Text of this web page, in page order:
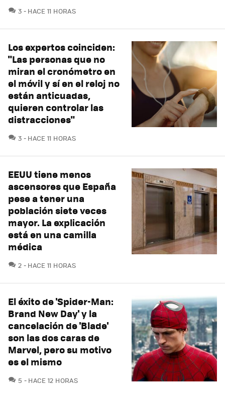
3 COMENTARIOS
HACE 11 HORAS
Los expertos coinciden:
"Las personas que no
miran el cronómetro en
el móvil y sí en el reloj no
están anticuadas,
quieren controlar las
distracciones"
3 COMENTARIOS
HACE 11 HORAS
EEUU tiene menos
ascensores que España
pese a tener una
población siete veces
mayor. La explicación
está en una camilla
médica
2 COMENTARIOS
HACE 11 HORAS
El éxito de 'Spider-Man:
Brand New Day' y la
cancelación de 'Blade'
son las dos caras de
Marvel, pero su motivo
es el mismo
5 COMENTARIOS
HACE 12 HORAS